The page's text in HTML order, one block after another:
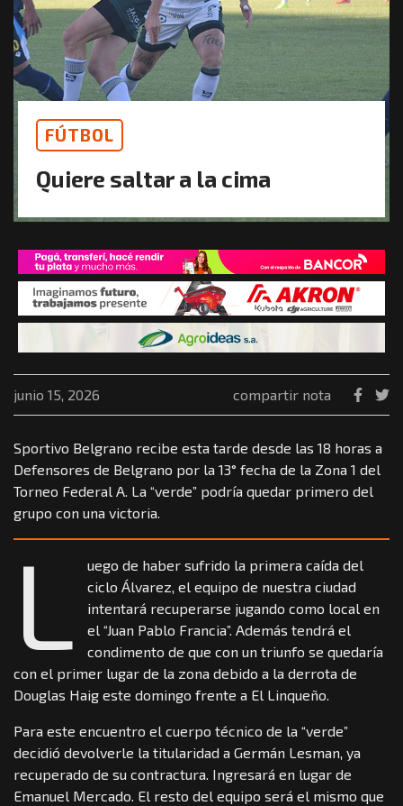
FÚTBOL
Quiere saltar a la cima
junio 15, 2026 compartir nota
Sportivo Belgrano recibe esta tarde desde las 18 horas a
Defensores de Belgrano por la 13° fecha de la Zona 1 del
Torneo Federal A. La “verde” podría quedar primero del
grupo con una victoria.
L
uego de haber sufrido la primera caída del
ciclo Álvarez, el equipo de nuestra ciudad
intentará recuperarse jugando como local en
el “Juan Pablo Francia”. Además tendrá el
condimento de que con un triunfo se quedaría
con el primer lugar de la zona debido a la derrota de
Douglas Haig este domingo frente a El Linqueño.
Para este encuentro el cuerpo técnico de la “verde”
decidió devolverle la titularidad a Germán Lesman, ya
recuperado de su contractura. Ingresará en lugar de
Emanuel Mercado. El resto del equipo será el mismo que